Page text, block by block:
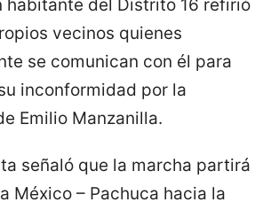
habitante del Distrito 16 refirió
vecinos quienes
se comunican con él para
inconformidad por la
Emilio Manzanilla.
señaló que la marcha partirá
México – Pachuca hacia la